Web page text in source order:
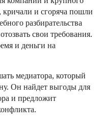
и сгоряча пошли
разбирательства
свои требования.
и деньги на
медиатора, который
Он найдет выгоды для
и предложит